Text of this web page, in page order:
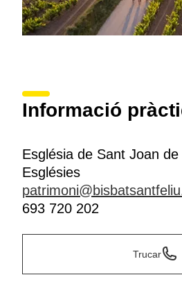
Informació
Església de Sant Joan
Esglésies
693 720 202
Trucar